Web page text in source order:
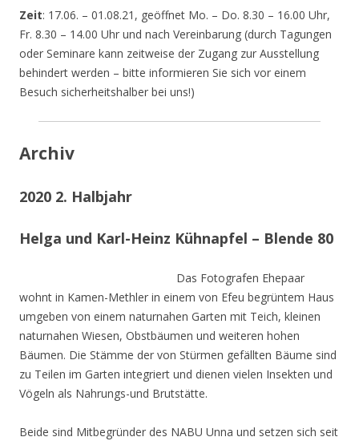
Zeit: 17.06. – 01.08.21, geöffnet Mo. – Do. 8.30 – 16.00 Uhr,
Fr. 8.30 – 14.00 Uhr und nach Vereinbarung (durch Tagungen
oder Seminare kann zeitweise der Zugang zur Ausstellung
behindert werden – bitte informieren Sie sich vor einem
Besuch sicherheitshalber bei uns!)
Archiv
2020 2. Halbjahr
Helga und Karl-Heinz Kühnapfel – Blende 80
Das Fotografen Ehepaar
wohnt in Kamen-Methler in einem von Efeu begrüntem Haus
umgeben von einem naturnahen Garten mit Teich, kleinen
naturnahen Wiesen, Obstbäumen und weiteren hohen
Bäumen. Die Stämme der von Stürmen gefällten Bäume sind
zu Teilen im Garten integriert und dienen vielen Insekten und
Vögeln als Nahrungs-und Brutstätte.
Beide sind Mitbegründer des NABU Unna und setzen sich seit